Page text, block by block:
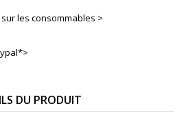
les consommables >
DU PRODUIT